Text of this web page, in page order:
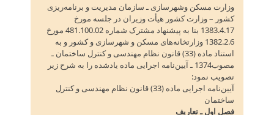
وزارت مسکن وشهرسازی ـ سازمان مدیریت و برنامه‌ریزی
کشور – وزارت کشور هیأت وزیران در جلسه مورخ
1383.4.17 بنا به پیشنهاد مشترک شماره 481.100.02 مورخ
1382.2.6 وزارتخانه‌های مسکن و شهرسازی و کشور و به
استناد ماده (33) قانون نظام مهندسی و کنترل ساختمان ـ
مصوب‌1374 ـ آیین‌نامه اجرایی ماده یادشده را به شرح زیر
تصویب نمود:
آیین‌نامه اجرایی ماده (33) قانون نظام مهندسی و کنترل
ساختمان
فصل اول ـ تعاریف